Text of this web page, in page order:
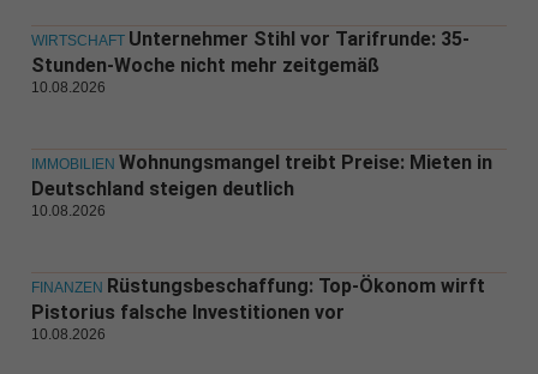
WIRTSCHAFT Unternehmer Stihl vor Tarifrunde: 35-
Stunden-Woche nicht mehr zeitgemäß
10.08.2026
IMMOBILIEN Wohnungsmangel treibt Preise: Mieten in
Deutschland steigen deutlich
10.08.2026
FINANZEN Rüstungsbeschaffung: Top-Ökonom wirft
Pistorius falsche Investitionen vor
10.08.2026